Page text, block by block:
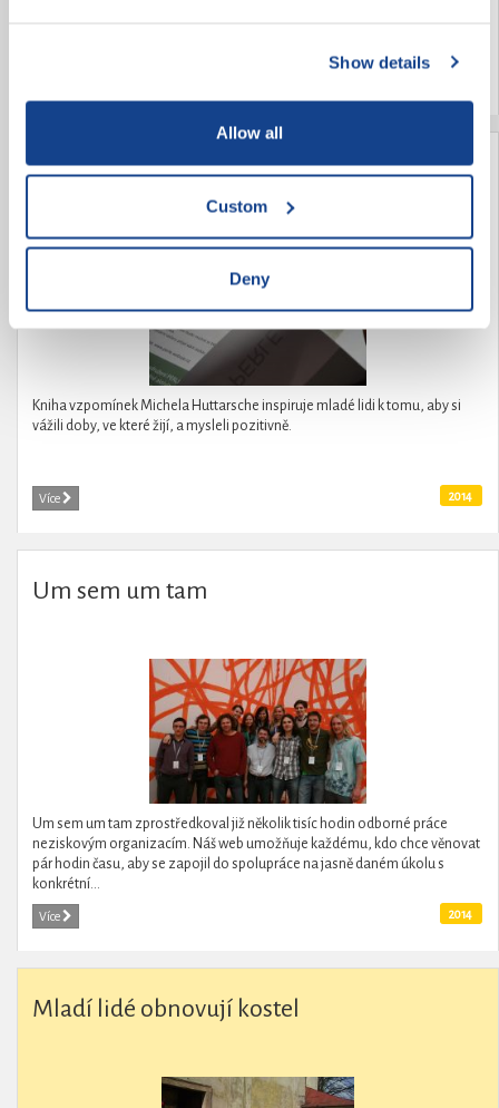
Show details
Allow all
Custom
Deny
Vzpomínky z let 1923-1966
Kniha vzpomínek Michela Huttarsche inspiruje mladé lidi k tomu, aby si
vážili doby, ve které žijí, a mysleli pozitivně.
Více 2014
Um sem um tam
Um sem um tam zprostředkoval již několik tisíc hodin odborné práce
neziskovým organizacím. Náš web umožňuje každému, kdo chce věnovat
pár hodin času, aby se zapojil do spolupráce na jasně daném úkolu s
konkrétní...
Více 2014
Mladí lidé obnovují kostel